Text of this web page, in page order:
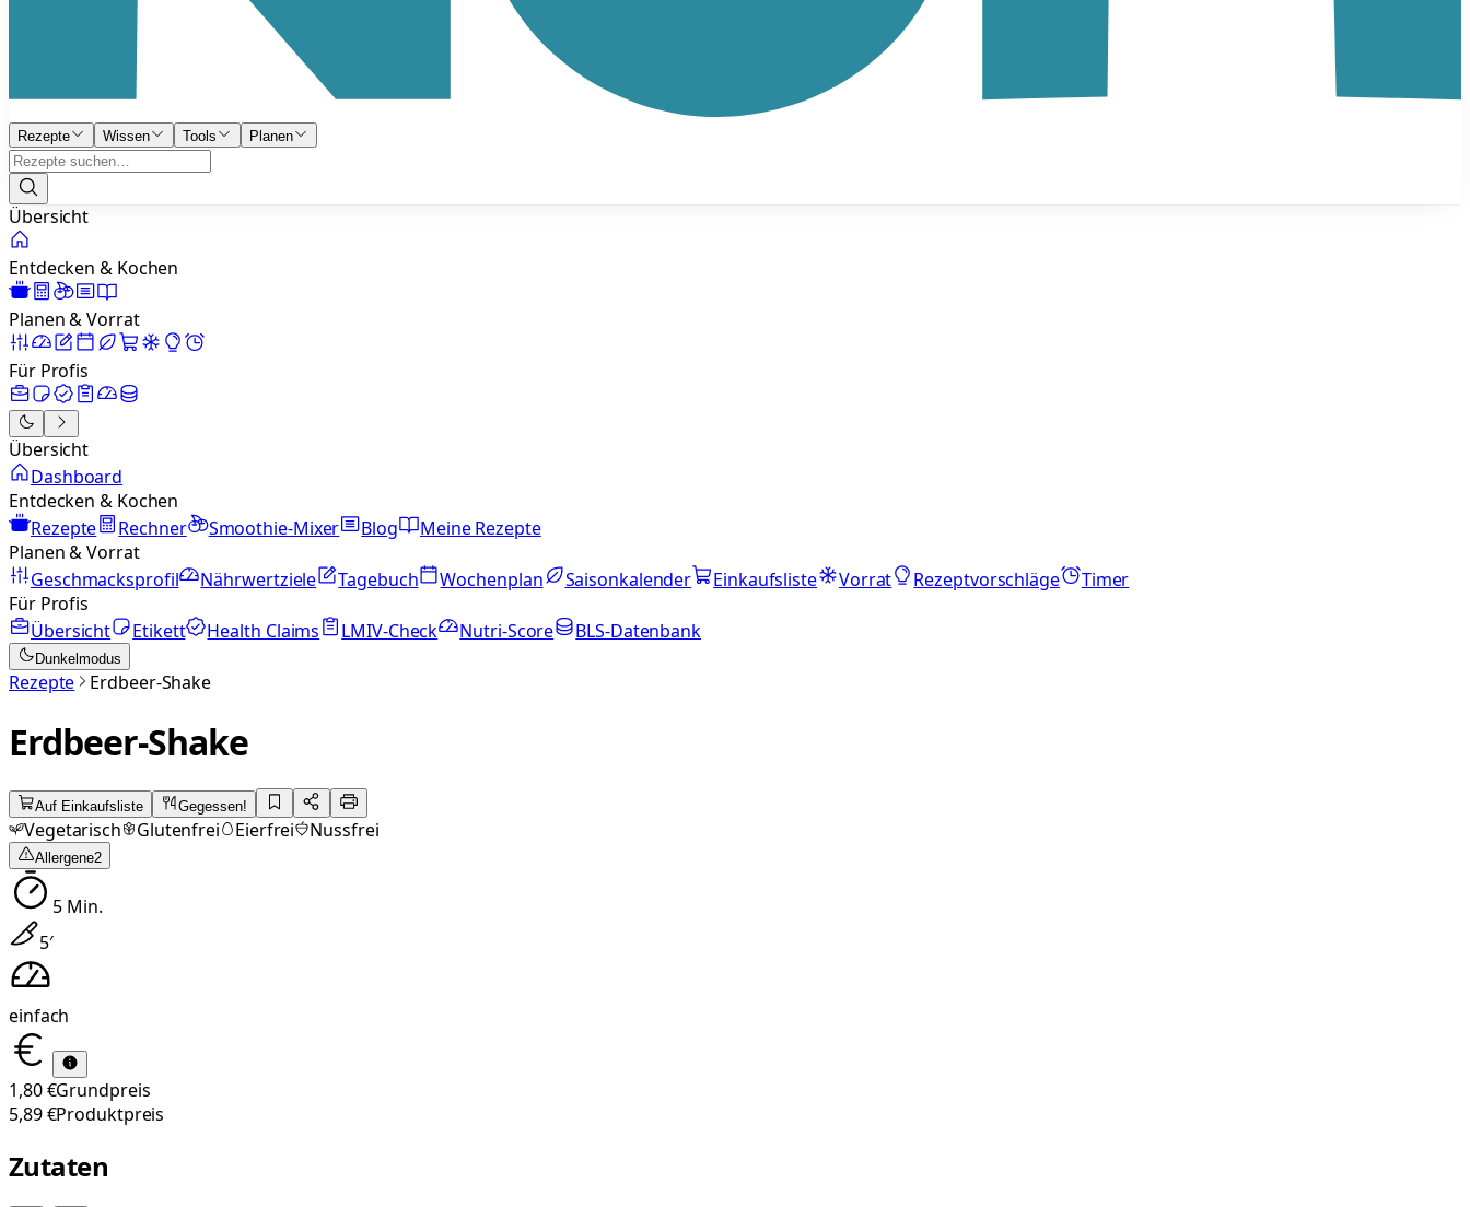
Rezepte Wissen Tools Planen
Übersicht
Entdecken & Kochen
Planen & Vorrat
Für Profis
Übersicht
Dashboard
Entdecken & Kochen
Rezepte
Rechner Smoothie-Mixer Blog
Meine Rezepte
Planen & Vorrat
Geschmacksprofil
Nährwertziele Tagebuch Wochenplan Saisonkalender Einkaufsliste Vorrat Rezeptvorschläge
Timer
Für Profis
Übersicht
Etikett Health Claims LMIV-Check Nutri-Score BLS-Datenbank
Dunkelmodus
Rezepte Erdbeer-Shake
Erdbeer-Shake
Auf Einkaufsliste Gegessen!
Vegetarisch Glutenfrei Eierfrei Nussfrei
Allergene2
5Min.
5′
einfach
1,80 €Grundpreis
5,89 €Produktpreis
Zutaten